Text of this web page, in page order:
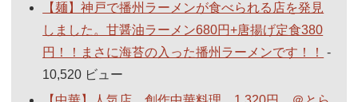
【麺】神戸で播州ラーメンが食べられる店を発見
しました。甘醤油ラーメン680円+唐揚げ定食380
円！！まさに海苔の入った播州ラーメンです！！
-
10,520 ビュー